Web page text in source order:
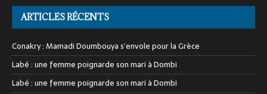
ARTICLES RÉCENTS
Conakry : Mamadi Doumbouya s’envole pour la Grèce
Labé : une femme poignarde son mari à Dombi
Labé : une femme poignarde son mari à Dombi